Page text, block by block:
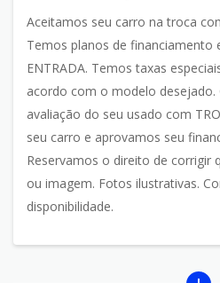
Aceitamos seu carro na troca
Temos planos de financiamento
ENTRADA. Temos taxas
acordo com o modelo desejado.
avaliação do seu usado com
seu carro e aprovamos seu
Reservamos o direito de corrigir
ou imagem. Fotos ilustrativas.
disponibilidade.